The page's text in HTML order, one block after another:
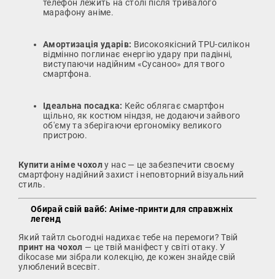
телефон лежить на столі після тривалого
марафону аніме.
Амортизація ударів: Високоякісний TPU-силікон
відмінно поглинає енергію удару при падінні,
виступаючи надійним «Сусаноо» для твого
смартфона.
Ідеальна посадка: Кейс облягає смартфон
щільно, як костюм ніндзя, не додаючи зайвого
об'єму та зберігаючи ергономіку великого
пристрою.
Купити аніме чохолу нас — це забезпечити своєму
смартфону надійний захист і неповторний візуальний
стиль.
Обирай свій вайб: Аніме-принти для справжніх
легенд
Який тайтл сьогодні надихає тебе на перемоги? Твій
принт на чохол — це твій маніфест у світі отаку. У
dikocase ми зібрали колекцію, де кожен знайде свій
улюблений всесвіт.